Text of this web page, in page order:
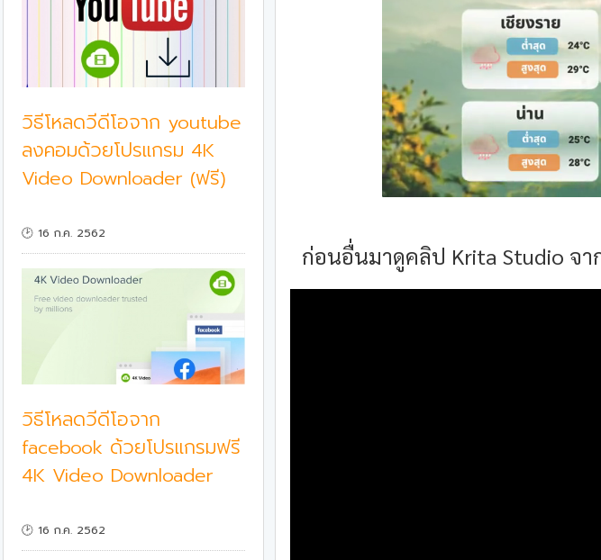
วิธีโหลดวีดีโอจาก​ youtube​
ลงคอมด้วยโปรแกรม 4K
Video Downloader (ฟรี)
🕑 16 ก.ค. 2562
วิธีโหลดวีดีโอจาก
facebook ด้วยโปรแกรมฟรี
4K Video Downloader
🕑 16 ก.ค. 2562
ก่อนอื่นมาดูคลิป Krita Studio จา